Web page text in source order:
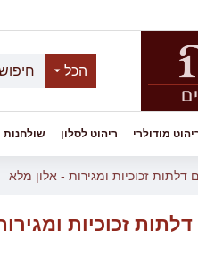
הכל
מודולרי ריהוט לסלון שולחנות